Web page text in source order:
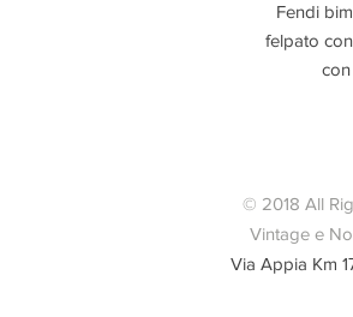
Fendi
felpato
© 2018 All
Vintage e
Via Appia Km